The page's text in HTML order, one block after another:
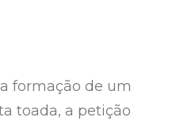
formação de um
toada, a petição